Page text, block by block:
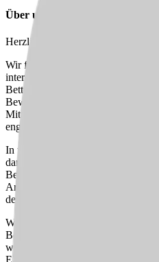
Über uns
Herzlich willkommen im
Wir freuen uns, dass Sie sich für
interessieren. Seit 1969 bieten wir
Betten eine fürsorgliche und
Bewohner:innen. Unser engagiertes
Mitarbeiter:innen, die sich durch
enge Zusammenarbeit auszeichnen.
In unserer Einrichtung gibt es vier
darunter einen geschützten
Bedürfnissen unserer
Arbeitsweise basiert auf einem
dem Prinzip PeBM organisiert ist.
Wenn Sie Teil eines Teams werden
Beständigkeit und seine herzliche
wir uns darauf, Sie
Engagement sind bei uns herzlich